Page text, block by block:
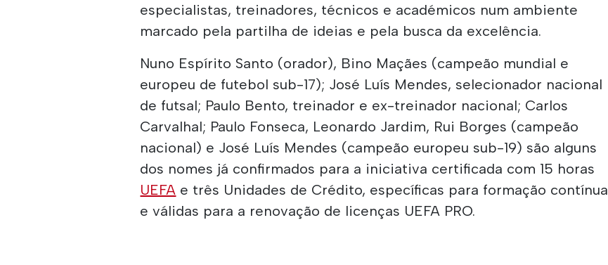
especialistas, treinadores, técnicos e académicos num ambiente
marcado pela partilha de ideias e pela busca da excelência.
Nuno Espírito Santo (orador), Bino Maçães (campeão mundial e
europeu de futebol sub-17); José Luís Mendes, selecionador nacional
de futsal; Paulo Bento, treinador e ex-treinador nacional; Carlos
Carvalhal; Paulo Fonseca, Leonardo Jardim, Rui Borges (campeão
nacional) e José Luís Mendes (campeão europeu sub-19) são alguns
dos nomes já confirmados para a iniciativa certificada com 15 horas
UEFA e três Unidades de Crédito, específicas para formação contínua
e válidas para a renovação de licenças UEFA PRO.